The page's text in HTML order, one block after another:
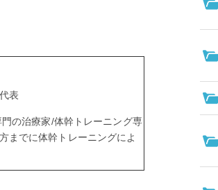
表
の治療家/体幹トレーニング専
までに体幹トレーニングによ